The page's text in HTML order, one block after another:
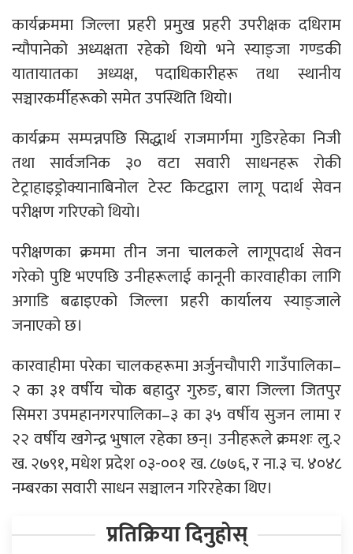
कार्यक्रममा जिल्ला प्रहरी प्रमुख प्रहरी उपरीक्षक दधिराम
न्यौपानेको अध्यक्षता रहेको थियो भने स्याङ्जा गण्डकी
यातायातका अध्यक्ष, पदाधिकारीहरू तथा स्थानीय
सञ्चारकर्मीहरूको समेत उपस्थिति थियो।
कार्यक्रम सम्पन्नपछि सिद्धार्थ राजमार्गमा गुडिरहेका निजी
तथा सार्वजनिक ३० वटा सवारी साधनहरू रोकी
टेट्राहाइड्रोक्यानाबिनोल टेस्ट किटद्वारा लागू पदार्थ सेवन
परीक्षण गरिएको थियो।
परीक्षणका क्रममा तीन जना चालकले लागूपदार्थ सेवन
गरेको पुष्टि भएपछि उनीहरूलाई कानूनी कारवाहीका लागि
अगाडि बढाइएको जिल्ला प्रहरी कार्यालय स्याङ्जाले
जनाएको छ।
कारवाहीमा परेका चालकहरूमा अर्जुनचौपारी गाउँपालिका–
२ का ३१ वर्षीय चोक बहादुर गुरुङ, बारा जिल्ला जितपुर
सिमरा उपमहानगरपालिका–३ का ३५ वर्षीय सुजन लामा र
२२ वर्षीय खगेन्द्र भुषाल रहेका छन्। उनीहरूले क्रमशः लु.२
ख. २७९१, मधेश प्रदेश ०३-००१ ख. ८७७६, र ना.३ च. ४०४८
नम्बरका सवारी साधन सञ्चालन गरिरहेका थिए।
प्रतिक्रिया दिनुहोस्